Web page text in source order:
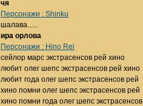
чя
Персонажи : Shinku
шалава......
ира орлова
Персонажи : Hino Rei
сейлор марс экстрасенсов рей хино
любит олег шепс экстрасенсов рей хино
любит года олег шепс экстрасенсов рей
хино помни олег шепс экстрасенсов рей
хино помни года олег шепс экстрасенсов